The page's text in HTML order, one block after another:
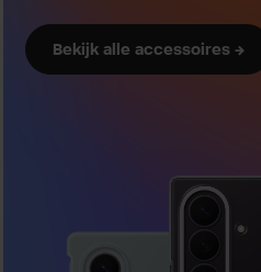
Bekijk alle accessoires →